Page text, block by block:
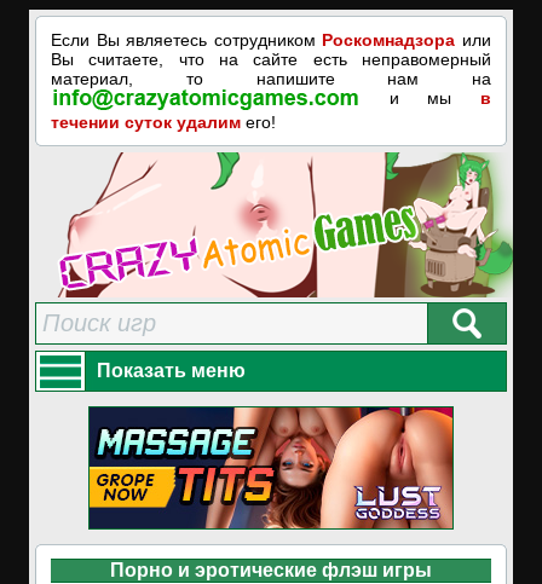
Если Вы являетесь сотрудником Роскомнадзора или
Вы считаете, что на сайте есть неправомерный
материал, то напишите нам на
и мы в
течении суток удалим его!
Показать меню
Порно и эротические флэш игры